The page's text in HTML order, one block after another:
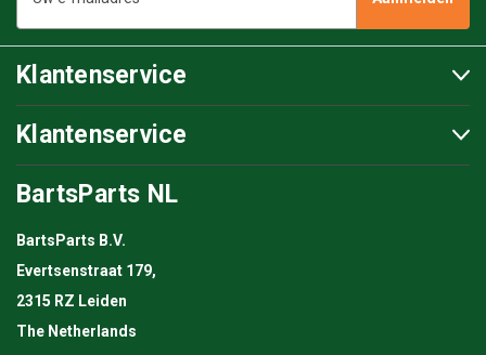
Klantenservice
Klantenservice
BartsParts NL
BartsParts B.V.
Evertsenstraat 179,
2315 RZ Leiden
The Netherlands